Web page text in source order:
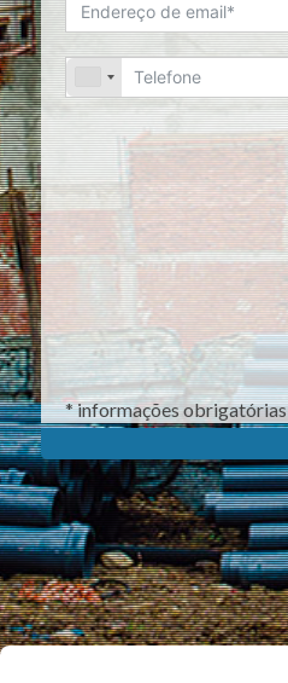
* informações obrigatórias